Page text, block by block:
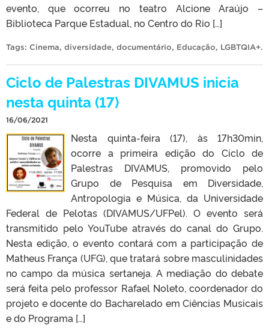
evento, que ocorreu no teatro Alcione Araújo –
Biblioteca Parque Estadual, no Centro do Rio […]
Tags: Cinema, diversidade, documentário, Educação, LGBTQIA+.
Ciclo de Palestras DIVAMUS inicia
nesta quinta (17)
16/06/2021
Nesta quinta-feira (17), às 17h30min,
ocorre a primeira edição do Ciclo de
Palestras DIVAMUS, promovido pelo
Grupo de Pesquisa em Diversidade,
Antropologia e Música, da Universidade
Federal de Pelotas (DIVAMUS/UFPel). O evento será
transmitido pelo YouTube através do canal do Grupo.
Nesta edição, o evento contará com a participação de
Matheus França (UFG), que tratará sobre masculinidades
no campo da música sertaneja. A mediação do debate
será feita pelo professor Rafael Noleto, coordenador do
projeto e docente do Bacharelado em Ciências Musicais
e do Programa […]